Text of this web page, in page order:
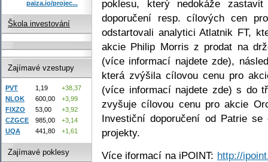
poklesu, který nedokáže
doporučení resp. cílových cen
odstartovali analytici Atlatnik FT,
akcie Philip Morris z prodat na
(více informací najdete zde),
která zvýšila cílovou cenu pro
(více informací najdete zde) s do
zvyšuje cílovou cenu pro akcie
Investiční doporučení od Patrie
projekty.
Více iformací na iPOINT: http://
paiza.io/projec...
Škola investování
Zajímavé vzestupy
PVT 1,19
+38,37
NLOK
600,00
+3,99
FIXZO
53,00
+3,92
CZGCE
985,00
+3,14
UQA
441,80 +1,61
Zajímavé poklesy